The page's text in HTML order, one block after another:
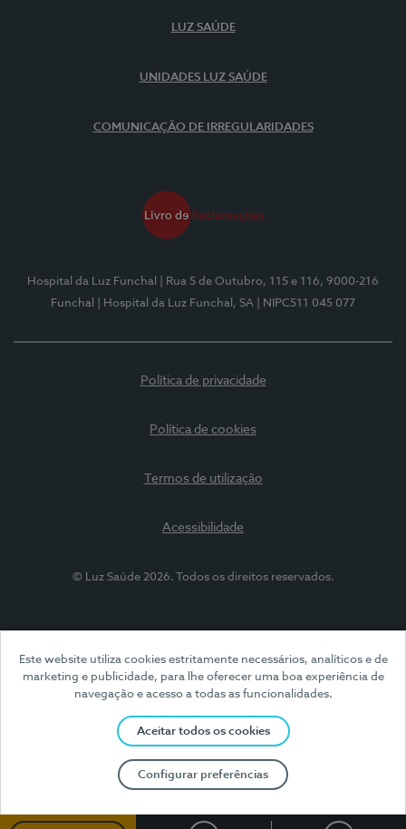
Este website utiliza cookies estritamente necessários, analíticos e de
marketing e publicidade, para lhe oferecer uma boa experiência de
navegação e acesso a todas as funcionalidades.
Aceitar todos os cookies
Configurar preferências
LUZ SAÚDE
UNIDADES LUZ SAÚDE
COMUNICAÇÃO DE IRREGULARIDADES
Hospital da Luz Funchal
| Rua 5 de Outubro, 115 e 116, 9000-216
Funchal
| Hospital da Luz Funchal, SA | NIPC511 045 077
Política de privacidade
Política de cookies
Termos de utilização
Acessibilidade
© Luz Saúde 2026. Todos os direitos reservados.